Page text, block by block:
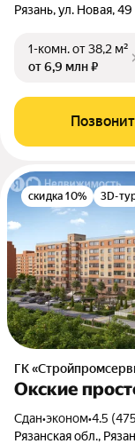
Рязань, ул. Новая, 49
1-комн.от 38,2 м²
от 6,9 млн ₽
скидка 10% 3D-
ГК
Окские
Сдан•эконом•4.5
Рязанская обл.,